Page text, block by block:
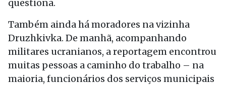
questiona.
Também ainda há moradores na vizinha
Druzhkivka. De manhã, acompanhando
militares ucranianos, a reportagem encontrou
muitas pessoas a caminho do trabalho – na
maioria, funcionários dos serviços municipais